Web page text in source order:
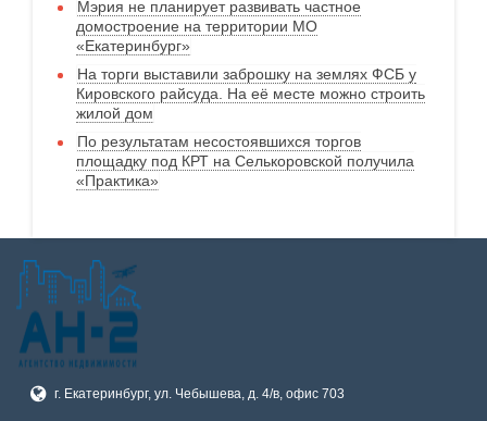
Мэрия не планирует развивать частное
домостроение на территории МО
«Екатеринбург»
На торги выставили заброшку на землях ФСБ у
Кировского райсуда. На её месте можно строить
жилой дом
По результатам несостоявшихся торгов
площадку под КРТ на Селькоровской получила
«Практика»
г. Екатеринбург, ул. Чебышева, д. 4/в, офис 703